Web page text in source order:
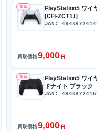
新品
PlayStation5 ワイ
[CFI-ZCT1J]
JAN:
買取価格9,000 円
新品
PlayStation5 ワイ
ドナイト ブラッ
JAN:
買取価格9,000 円